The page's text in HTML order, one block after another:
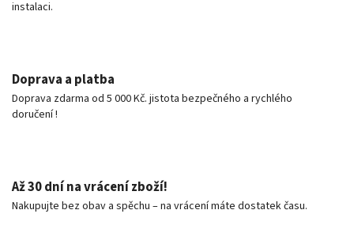
instalaci.
Doprava a platba
Doprava zdarma od 5 000 Kč. jistota bezpečného a rychlého
doručení !
Až 30 dní na vrácení zboží!
Nakupujte bez obav a spěchu – na vrácení máte dostatek času.